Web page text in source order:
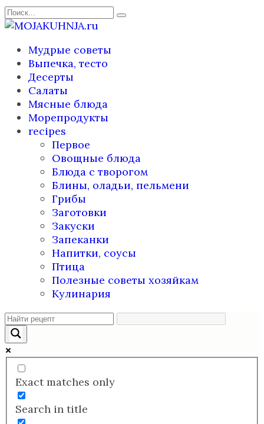
Перейти
к
Search
for:
Мудрые советы
Выпечка, тесто
Десерты
Салаты
Мясные блюда
Морепродукты
recipes
Первое
Овощные блюда
Блюда с творогом
Блины, оладьи, пельмени
Грибы
Заготовки
Закуски
Запеканки
Напитки, соусы
Птица
Полезные советы хозяйкам
Кулинария
Exact matches only
Search in title